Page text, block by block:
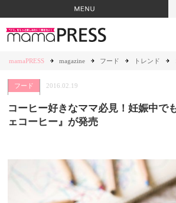
mamaPRESS magazine フード トレンド
フード 2016.02.19
コーヒー好きなママ必見！妊娠中で
ェコーヒー』が発売